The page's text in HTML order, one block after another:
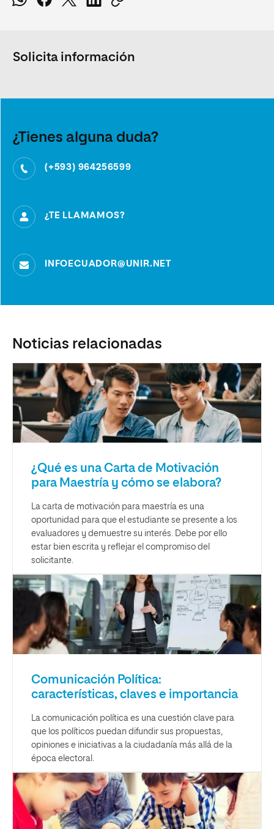
Solicita información
¿Tienes alguna duda?
(+593) 964256599
¿TE LLAMAMOS?
INFOECUADOR@UNIR.NET
Noticias relacionadas
¿Qué es una Carta de Motivación
para Maestría y cómo se elabora?
La carta de motivación para maestría es una
oportunidad para que el estudiante se presente a los
evaluadores y demuestre su interés. Debe por ello
estar bien escrita y reflejar el compromiso del
solicitante.
Comunicación Política:
características, claves e importancia
La comunicación política es una cuestión clave para
que los políticos puedan difundir sus propuestas,
opiniones e iniciativas a la ciudadanía más allá de la
época electoral.